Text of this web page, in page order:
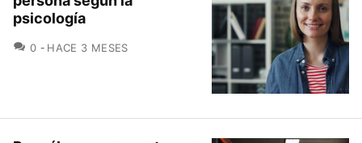
psicología
0 COMENTARIOS
HACE 3 MESES